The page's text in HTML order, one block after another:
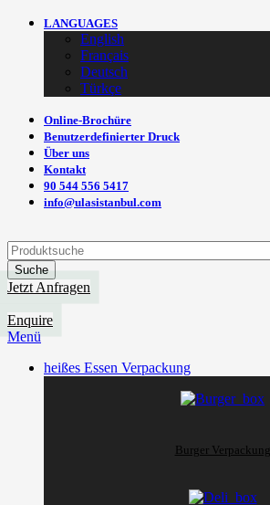
LANGUAGES
English
Français
Deutsch
Türkçe
Online-Brochüre
Benutzerdefinierter Druck
Über uns
Kontakt
90 544 556 5417
info@ulasistanbul.com
Suche
Jetzt Anfragen
Enquire
Menü
heißes Essen Verpackung
Burger Verpackung